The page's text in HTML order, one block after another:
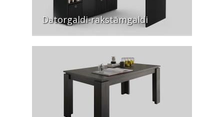
Datorgaldi-rakstāmgaldi